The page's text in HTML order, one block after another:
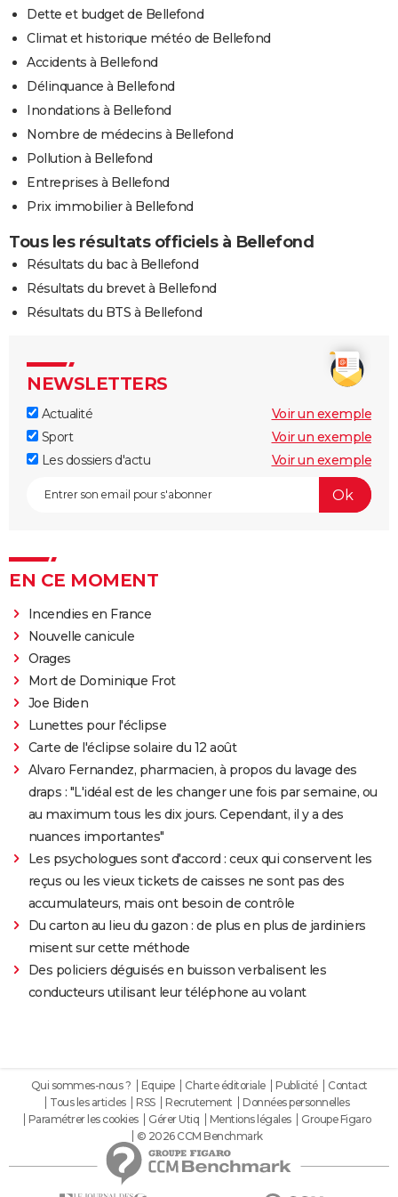
Dette et budget de Bellefond
Climat et historique météo de Bellefond
Accidents à Bellefond
Délinquance à Bellefond
Inondations à Bellefond
Nombre de médecins à Bellefond
Pollution à Bellefond
Entreprises à Bellefond
Prix immobilier à Bellefond
Tous les résultats officiels à Bellefond
Résultats du bac à Bellefond
Résultats du brevet à Bellefond
Résultats du BTS à Bellefond
NEWSLETTERS
Actualité
Voir un exemple
Sport
Voir un exemple
Les dossiers d'actu
Voir un exemple
EN CE MOMENT
Incendies en France
Nouvelle canicule
Orages
Mort de Dominique Frot
Joe Biden
Lunettes pour l'éclipse
Carte de l'éclipse solaire du 12 août
Alvaro Fernandez, pharmacien, à propos du lavage des
draps : "L'idéal est de les changer une fois par semaine, ou
au maximum tous les dix jours. Cependant, il y a des
nuances importantes"
Les psychologues sont d'accord : ceux qui conservent les
reçus ou les vieux tickets de caisses ne sont pas des
accumulateurs, mais ont besoin de contrôle
Du carton au lieu du gazon : de plus en plus de jardiniers
misent sur cette méthode
Des policiers déguisés en buisson verbalisent les
conducteurs utilisant leur téléphone au volant
Qui sommes-nous ? Equipe Charte éditoriale Publicité
Contact
Tous les articles
RSS Recrutement
Données personnelles
Paramétrer les cookies
Gérer Utiq Mentions légales
Groupe Figaro
© 2026 CCM Benchmark